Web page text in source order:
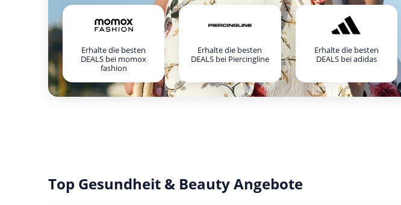
Erhalte die besten
DEALS bei momox
fashion
Erhalte die besten
DEALS bei Piercingline
Erhalte die besten
DEALS bei adidas
Top Gesundheit & Beauty Angebote